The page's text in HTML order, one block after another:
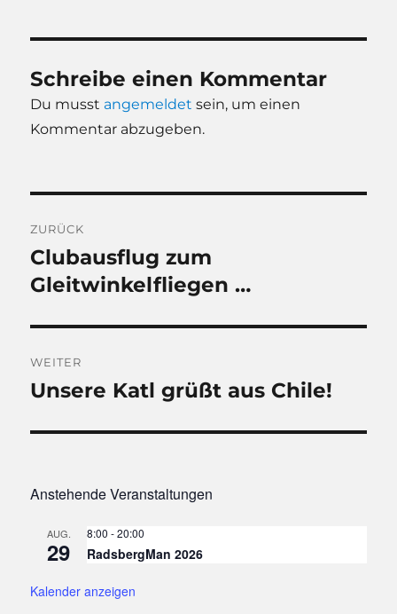
Schreibe einen Kommentar
Du musst angemeldet sein, um einen
Kommentar abzugeben.
ZURÜCK
Vorheriger
Beitrag:
Clubausflug zum
Gleitwinkelfliegen …
WEITER
Nächster
Unsere Katl grüßt aus Chile!
Anstehende Veranstaltungen
AUG.
29
8:00 -20:00
RadsbergMan 2026
Kalender anzeigen